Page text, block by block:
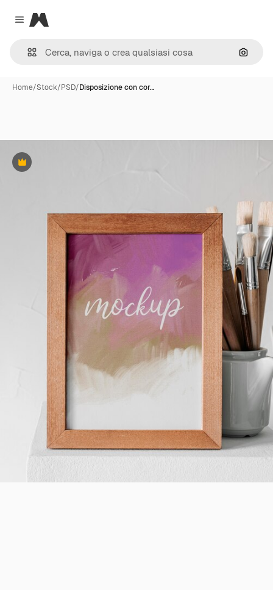
Close menu
Magnific
Cerca
Home/Stock/PSD/Disposizione con cor…
Premium